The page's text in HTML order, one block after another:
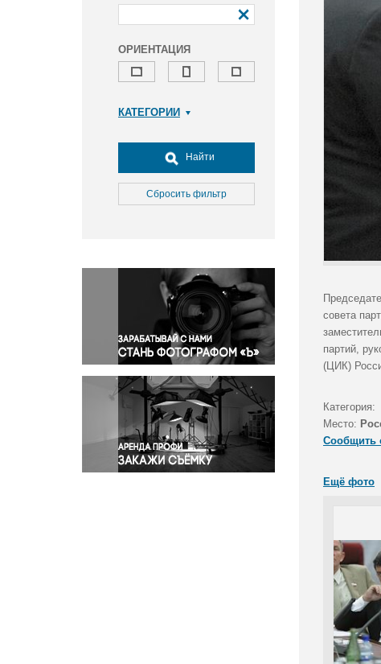
ОРИЕНТАЦИЯ
КАТЕГОРИИ
Досуг, туризм и отдых
Культура
Медицина
Окружающая среда
Политика
Правосудие
Происшествия и конфликты
Религия
Светская жизнь
Спорт
Экология
Экономика и бизнес
Найти
Сбросить фильтр
совета
партий,
(ЦИК)
Категория:
Место:
Сообщить
Ещё фото